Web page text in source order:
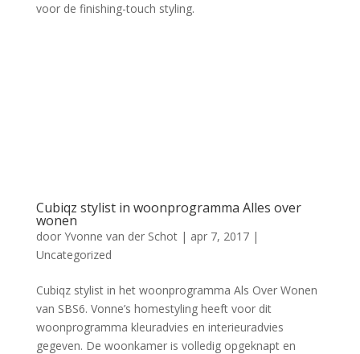
voor de finishing-touch styling.
Cubiqz stylist in woonprogramma Alles over
wonen
door Yvonne van der Schot| apr 7, 2017|
Uncategorized
Cubiqz stylist in het woonprogramma Als Over Wonen
van SBS6. Vonne’s homestyling heeft voor dit
woonprogramma kleuradvies en interieuradvies
gegeven. De woonkamer is volledig opgeknapt en